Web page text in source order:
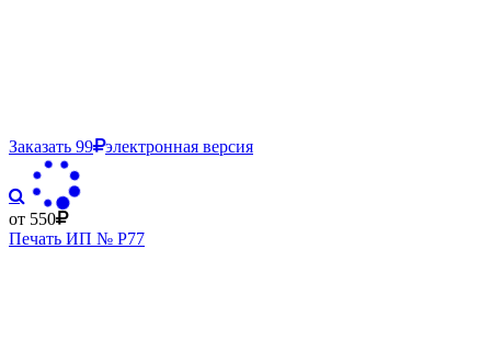
Заказать 99 электронная версия
от 550
Печать ИП № Р77